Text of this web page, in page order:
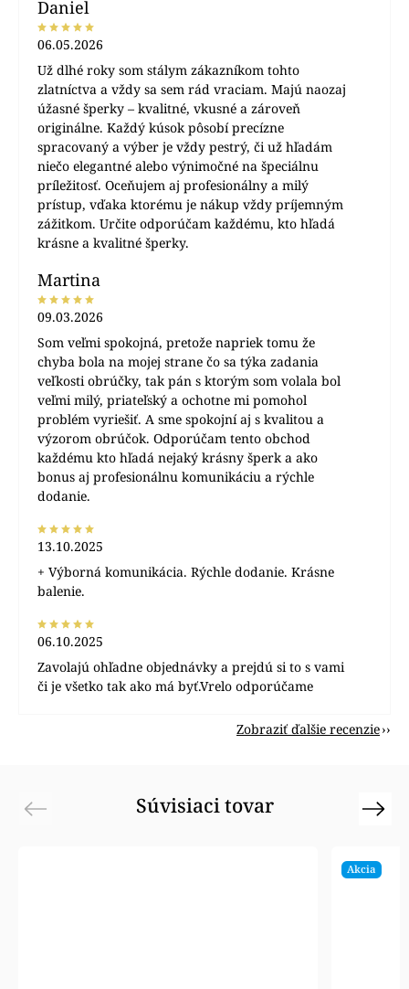
Daniel
06.05.2026
Už dlhé roky som stálym zákazníkom tohto
zlatníctva a vždy sa sem rád vraciam. Majú naozaj
úžasné šperky – kvalitné, vkusné a zároveň
originálne. Každý kúsok pôsobí precízne
spracovaný a výber je vždy pestrý, či už hľadám
niečo elegantné alebo výnimočné na špeciálnu
príležitosť. Oceňujem aj profesionálny a milý
prístup, vďaka ktorému je nákup vždy príjemným
zážitkom. Určite odporúčam každému, kto hľadá
krásne a kvalitné šperky.
Martina
09.03.2026
Som veľmi spokojná, pretože napriek tomu že
chyba bola na mojej strane čo sa týka zadania
veľkosti obrúčky, tak pán s ktorým som volala bol
veľmi milý, priateľský a ochotne mi pomohol
problém vyriešiť. A sme spokojní aj s kvalitou a
výzorom obrúčok. Odporúčam tento obchod
každému kto hľadá nejaký krásny šperk a ako
bonus aj profesionálnu komunikáciu a rýchle
dodanie.
13.10.2025
+ Výborná komunikácia. Rýchle dodanie. Krásne
balenie.
06.10.2025
Zavolajú ohľadne objednávky a prejdú si to s vami
či je všetko tak ako má byť.Vrelo odporúčame
Zobraziť ďalšie recenzie
Súvisiaci tovar
Previous
Akcia
Next